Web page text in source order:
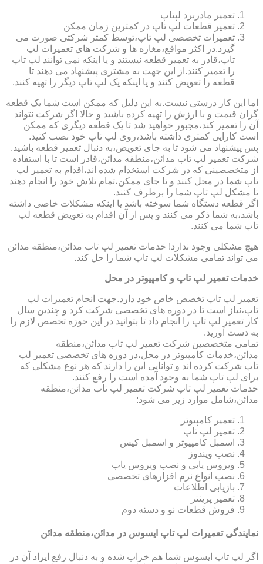
تعمیر مادربرد لپتاپ
تعمیر قطعات لپ تاپ در کمترین زمان ممکن
تعمیرات تخصصی لپ تاپ،توسط کمتر شرکتی صورت می
گیرد.در اکثر مواقع،مغازه ها و شرکت های تعمیرات لپ
تاپ،قادر به تعمیر قطعه نیستند و یا اینکه نمی توانند لپ تاپ
را تعمیر کنند.از این جهت به مشتری پیشنهاد می دهند تا
قطعه را تعویض کنند و یا اینکه یک لپ تاپ دیگر را تهیه کنند.
اما این کار درستی نیست.به این دلیل که ممکن است شما یک قطعه
گران قیمت و با ارزش را تهیه کرده باشید و حالا اگر شرکت نتواند
آن را تعمیر کند،مجبور خواهید شد تا یک قطعه دیگری که ممکن
است کارایی کمتری داشته باشد،روی لپ تاپ خود نصب کنید.
پس پیشنهاد می شود تا به جای تعویض،به دنبال تعمیر قطعه باشید.
شرکت تعمیر لپ تاب مدائن،منطقه مدائن،قادر است تا با استفاده
از متخصصینی که در شرکت استخدام شده اند،اقدام به تعمیر لپ
تاپ شما در محل کنند و تا جای ممکن،تمام تلاش خود را انجام دهند
تا مشکل لپ تاپ شما را برطرف کنند.
اگر قطعه دستگاه شما سوخته باشد یا اینکه مشکلات خاصی داشته
باشد،به شما ذکر می کنند و پس از آن اقدام به تعویض قطعه لپ
تاپ شما می کنند.
هیچ مشکلی وجود ندارد! خدمات تعمیر لپ تاب مدائن،منطقه مدائن
می تواند تمامی مشکلات لپ تاپ شما را حل کند.
خدمات تعمیر لپ تاپ و کامپیوتر در محل
تعمیر لپ تاپ تخصص خاص خود دارد.جهت انجام تعمیرات لپ
تاپ،نیاز است تا در دوره های تخصصی شرکت کرد و چندین سال
کار تعمیر لپ تاپ را انجام داد تا بتوانید در این حوزه تخصص لازم را
به دست آورید.
تمامی متخصصین شرکت تعمیر لپ تاب مدائن،منطقه
مدائن،خدمات کامپیوتر در محل،در دوره های تخصصی تعمیر لپ
تاپ شرکت کرده اند و توانایی این را دارند که هر نوع مشکلی که
برای لپ تاپ شما به وجود آمده است را رفع کنند.
خدمات تعمیر لپ تاپ شرکت تعمیر لپ تاب مدائن،منطقه
مدائن،شامل موارد زیر می شود:
تعمیر کامپیوتر
تعمیر لپ تاپ
اسمبل کامپیوتر و اسمبل کیس
نصب ویندوز
ویروس یابی و نصب ویروس یاب
نصب انواع نرم افزارهای تخصصی
بازیابی اطلاعات
تعمیر پرینتر
فروش قطعات نو و دسته دوم
نمایندگی تعمیرات لپ تاپ ایسوس در مدائن،منطقه مدائن
اگر لپ تاپ ایسوس شما هم خراب شده و به دنبال رفع ایراد آن در